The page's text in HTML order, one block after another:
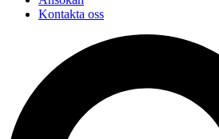
Kontakta oss